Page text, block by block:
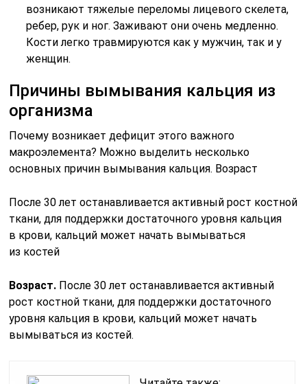
возникают тяжелые переломы лицевого скелета,
ребер, рук и ног. Заживают они очень медленно.
Кости легко травмируются как у мужчин, так и у
женщин.
Причины вымывания кальция из
организма
Почему возникает дефицит этого важного
макроэлемента? Можно выделить несколько
основных причин вымывания кальция. Возраст
После 30 лет останавливается активный рост костной
ткани, для поддержки достаточного уровня кальция
в крови, кальций может начать вымываться
из костей
Возраст. После 30 лет останавливается активный
рост костной ткани, для поддержки достаточного
уровня кальция в крови, кальций может начать
вымываться из костей.